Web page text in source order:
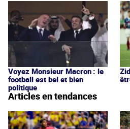
Voyez Monsieur Macron : le
football est bel et bien
politique
Articles en tendances